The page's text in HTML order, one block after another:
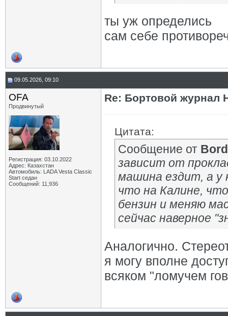
ты уж определись
сам себе
09.05.2026, 09:10
OFA
Продвинутый
Регистрация: 03.10.2022
Адрес: Казахстан
Автомобиль: LADA Vesta Classic
Start седан
Сообщений: 11,936
Re: Бортовой журнал
Цитата:
Сообщение от
зависит от
машина ездит, а у
что на Калине,
бензин и меняю
сейчас наверное
Аналогично.
я могу вполне
всяком "ломучем